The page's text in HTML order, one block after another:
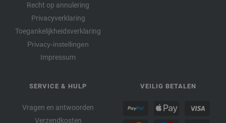
Recht op annulering
Privacyverklaring
Toegankelijkheidsverklaring
Privacy-instellingen
Impressum
SERVICE & HULP
Vragen en antwoorden
Verzendkosten
VEILIG BETALEN